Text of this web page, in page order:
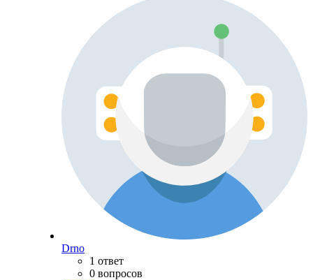
Drno
1 ответ
0 вопросов